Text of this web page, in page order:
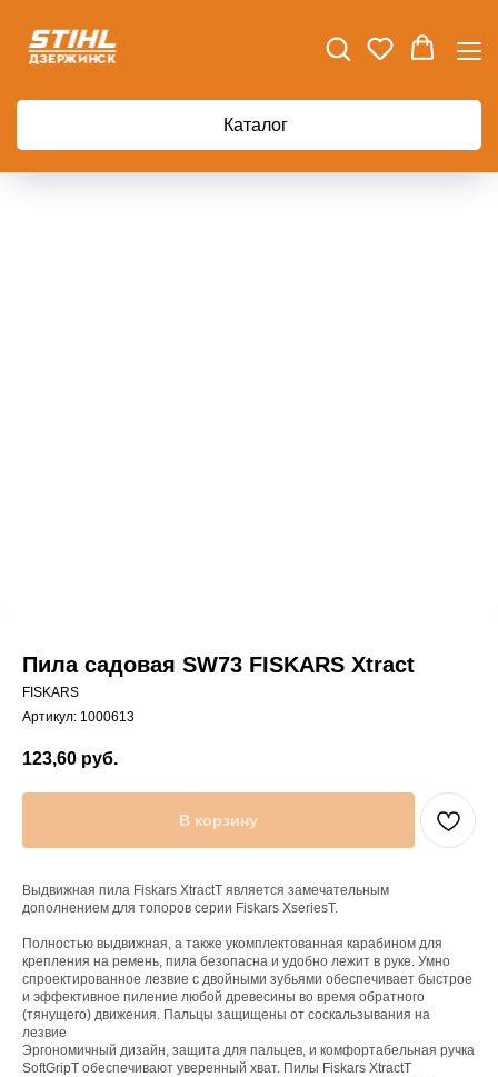
Каталог
Пила садовая SW73 FISKARS Xtract
FISKARS
Артикул: 1000613
123,60 руб.
В корзину
Выдвижная пила Fiskars XtractT является замечательным
дополнением для топоров серии Fiskars XseriesT.
Полностью выдвижная, а также укомплектованная карабином для
крепления на ремень, пила безопасна и удобно лежит в руке. Умно
спроектированное лезвие с двойными зубьями обеспечивает быстрое
и эффективное пиление любой древесины во время обратного
(тянущего) движения. Пальцы защищены от соскальзывания на
лезвие
Эргономичный дизайн, защита для пальцев, и комфортабельная ручка
SoftGripT обеспечивают уверенный хват. Пилы Fiskars XtractT